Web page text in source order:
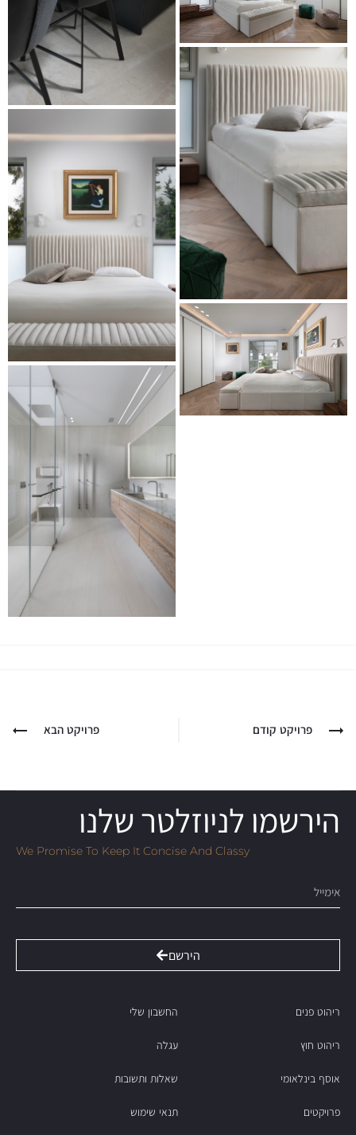
פרויקט קודם פרויקט הבא
הירשמו לניוזלטר שלנו
We Promise To Keep It Concise And Classy
הירשם
ריהוט פנים
ריהוט חוץ
אוסף בינלאומי
פרויקטים
החשבון שלי
עגלה
שאלות ותשובות
תנאי שימוש